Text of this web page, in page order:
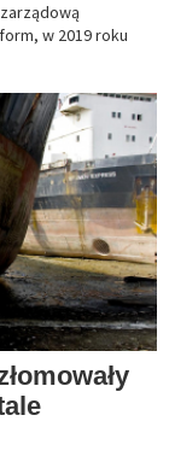
w 2019 roku